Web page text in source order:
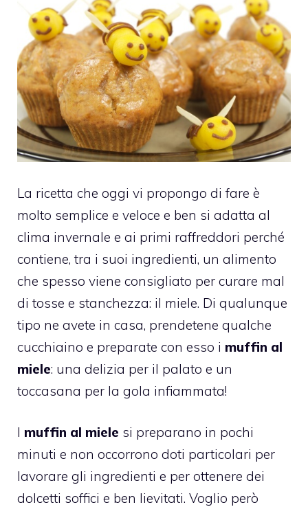
La ricetta che oggi vi propongo di fare è
molto semplice e veloce e ben si adatta al
clima invernale e ai primi raffreddori perché
contiene, tra i suoi ingredienti, un alimento
che spesso viene consigliato per curare mal
di tosse e stanchezza: il miele. Di qualunque
tipo ne avete in casa, prendetene qualche
cucchiaino e preparate con esso i muffin al
miele: una delizia per il palato e un
toccasana per la gola infiammata!
I muffin al miele si preparano in pochi
minuti e non occorrono doti particolari per
lavorare gli ingredienti e per ottenere dei
dolcetti soffici e ben lievitati. Voglio però